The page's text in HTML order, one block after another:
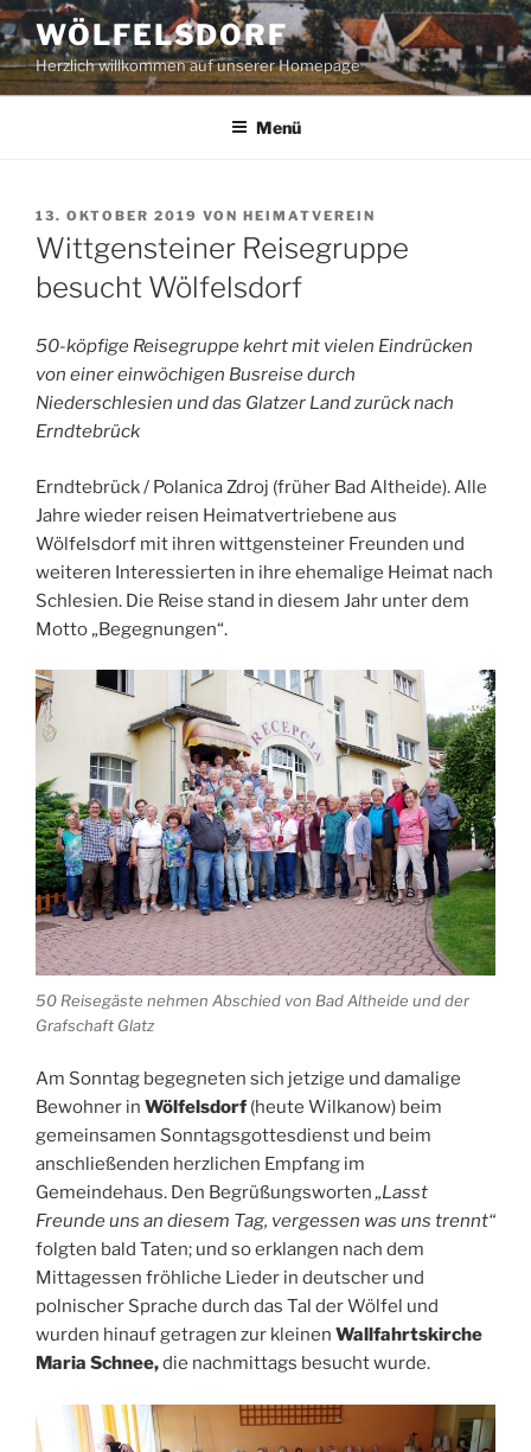
Zum
Inhalt
springen
WÖLFELSDORF
Herzlich willkommen auf unserer Homepage
Menü
VERÖFFENTLICHT
AM
13. OKTOBER 2019 VON HEIMATVEREIN
Wittgensteiner Reisegruppe
besucht Wölfelsdorf
50-köpfige Reisegruppe kehrt mit vielen Eindrücken
von einer einwöchigen Busreise durch
Niederschlesien und das Glatzer Land zurück nach
Erndtebrück
Erndtebrück / Polanica Zdroj (früher Bad Altheide). Alle
Jahre wieder reisen Heimatvertriebene aus
Wölfelsdorf mit ihren wittgensteiner Freunden und
weiteren Interessierten in ihre ehemalige Heimat nach
Schlesien. Die Reise stand in diesem Jahr unter dem
Motto „Begegnungen“.
50 Reisegäste nehmen Abschied von Bad Altheide und der
Grafschaft Glatz
Am Sonntag begegneten sich jetzige und damalige
Bewohner in Wölfelsdorf (heute Wilkanow) beim
gemeinsamen Sonntagsgottesdienst und beim
anschließenden herzlichen Empfang im
Gemeindehaus. Den Begrüßungsworten„Lasst
Freunde uns an diesem Tag, vergessen was uns trennt“
folgten bald Taten; und so erklangen nach dem
Mittagessen fröhliche Lieder in deutscher und
polnischer Sprache durch das Tal der Wölfel und
wurden hinauf getragen zur kleinen Wallfahrtskirche
Maria Schnee,die nachmittags besucht wurde.